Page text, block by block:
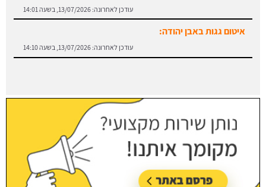
עודכן לאחרונה: 13/07/2026, בשעה 14:01
איטום גגות באבן יהודה:
עודכן לאחרונה: 13/07/2026, בשעה 14:10